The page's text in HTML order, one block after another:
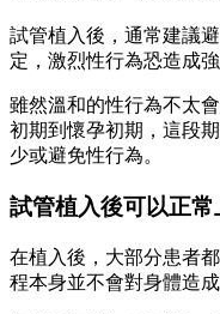
試管植入後，通常建議
定，激烈性行為恐造成
雖然溫和的性行為不太
初期到懷孕初期，這段
少或避免性行為。
試管植入後可以正
在植入後，大部分患者
程本身並不會對身體造成